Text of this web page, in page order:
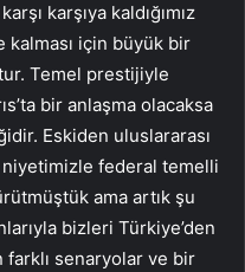
karşıya kaldığımız
kalması için büyük bir
Temel prestijiyle
bir anlaşma olacaksa
Eskiden uluslararası
niyetimizle federal temelli
ama artık şu
bizleri Türkiye’den
farklı senaryolar ve bir